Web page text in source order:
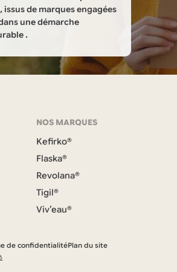
de marques engagées
une démarche
.
NOS MARQUES
Kefirko®
Flaska®
Revolana®
Tigil®
Viv’eau®
de confidentialitéPlan du site